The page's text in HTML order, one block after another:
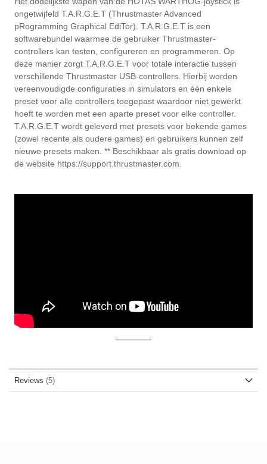
ongetwijfeld T.A.R.G.E.T (Thrustmaster Advanced
pRogramming Graphical EdiTor). T.A.R.G.E.T is een
softwarebundel waarmee de gebruiker Thrustmaster-
controllers kan testen, configureren en programmeren. Op
deze manier zorgt T.A.R.G.E.T voor totale interactie tussen
verschillende Thrustmaster USB-controllers. Hierbij worden
vereenvoudigde configuraties in simulators en één enkele
preset voor alle controllers toegepast waardoor niet gewerkt
hoeft te worden met een aparte preset voor elke controller.
T.A.R.G.E.T wordt geleverd met presets voor bekende games
(zowel recente als oudere games) en gebruikers kunnen zelf
nieuwe presets maken. ** Beschikbaar als gratis download op
de website https://support.thrustmaster.com.
Reviews 5